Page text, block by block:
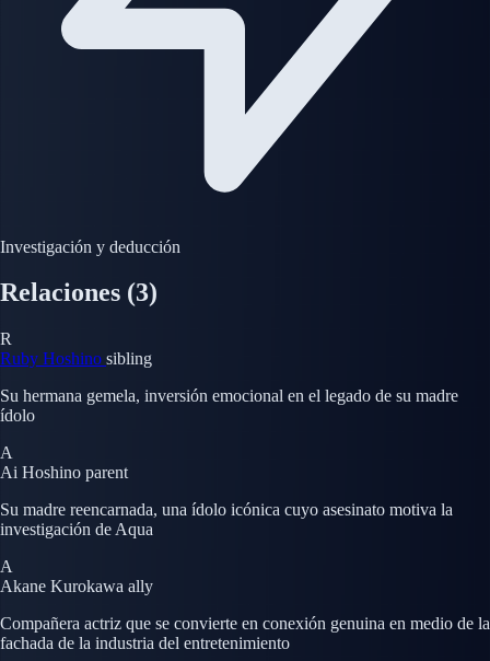
Investigación y deducción
Relaciones (3)
R
Ruby Hoshino sibling
Su hermana gemela, inversión emocional en el legado de su madre
ídolo
A
Ai Hoshino parent
Su madre reencarnada, una ídolo icónica cuyo asesinato motiva la
investigación de Aqua
A
Akane Kurokawa ally
Compañera actriz que se convierte en conexión genuina en medio de la
fachada de la industria del entretenimiento